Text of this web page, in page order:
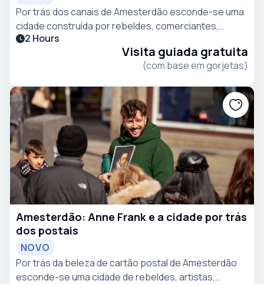
Por trás dos canais de Amesterdão esconde-se uma
cidade construída por rebeldes, comerciantes,
artistas e forasteiros. Descubra as histórias e os
segredos que a maioria dos visitantes nunca chega a
2 Hours
Visita guiada gratuita
(com base em gorjetas)
Amesterdão: Anne Frank e a cidade por trás
dos postais
NOVO
Por trás da beleza de cartão postal de Amesterdão
esconde-se uma cidade de rebeldes, artistas,